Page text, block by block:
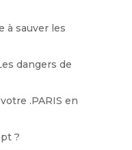
à sauver les
dangers de
.PARIS en
?